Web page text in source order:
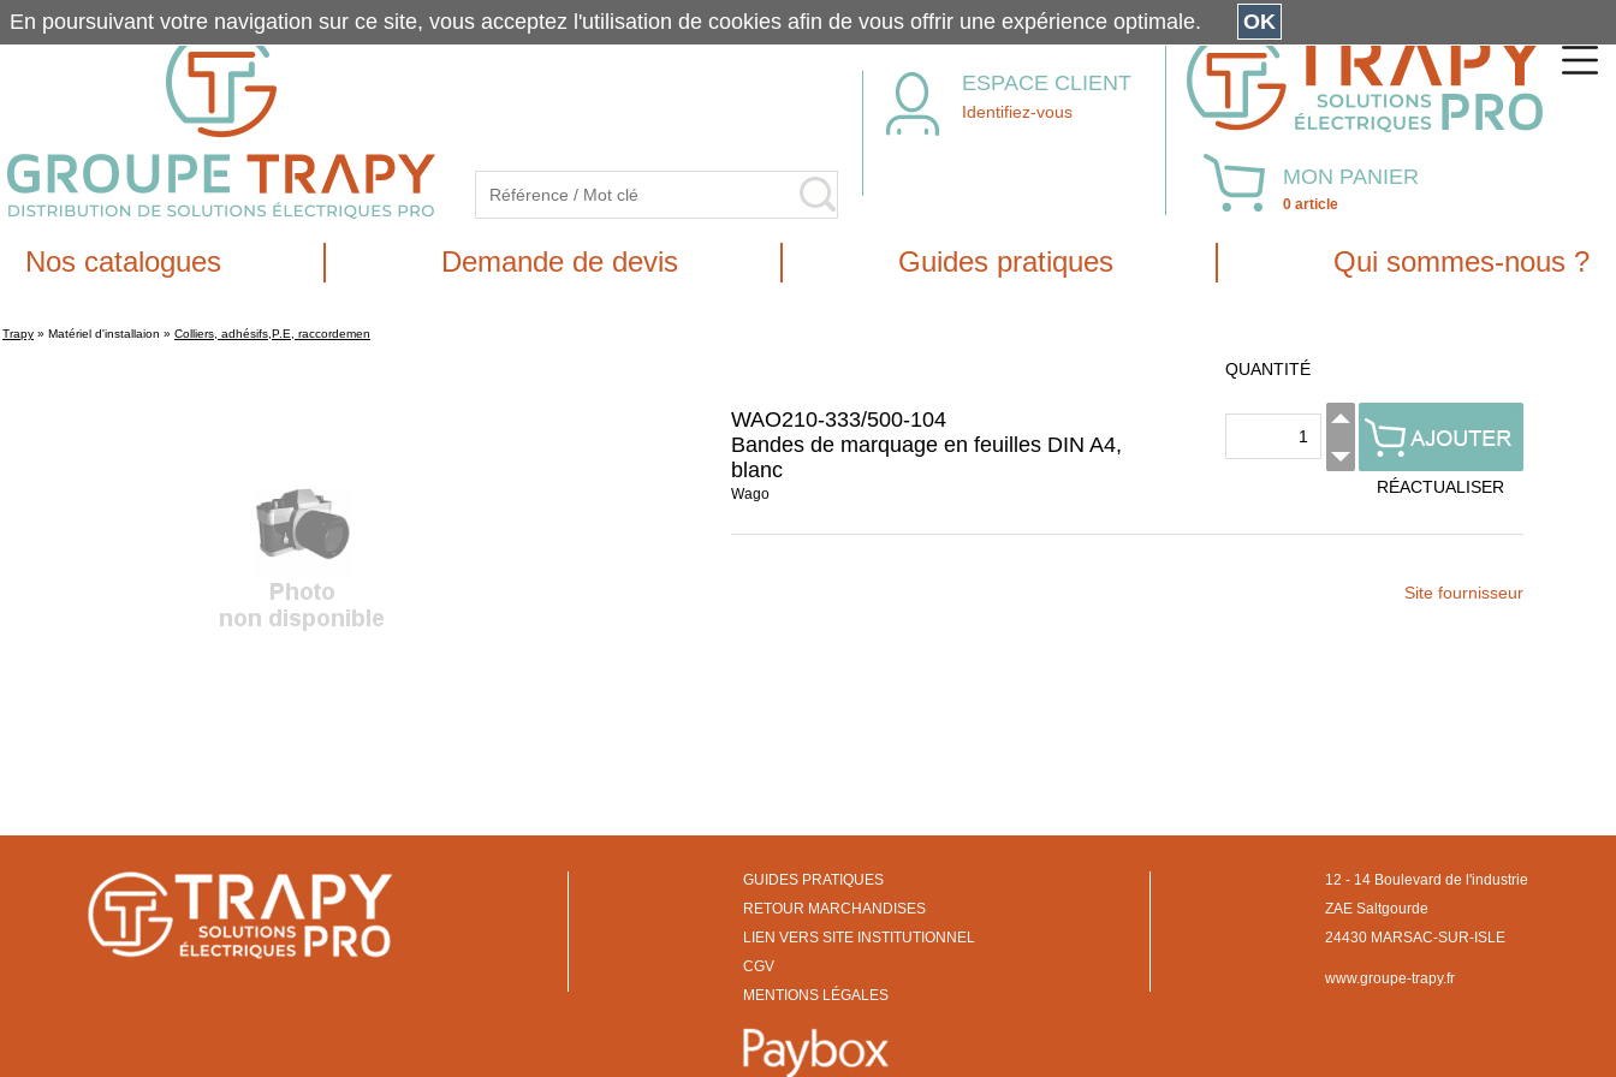
ESPACE CLIENT
Identifiez-vous
MON PANIER
0 article
Nos catalogues Demande de devis Guides pratiques Qui sommes-nous ?
Trapy » Matériel d'installaion » Colliers, adhésifs,P.E, raccordemen
WAO210-333/500-104
Bandes de marquage en feuilles DIN A4,
blanc
Wago
QUANTITÉ
RÉACTUALISER
Site fournisseur
GUIDES PRATIQUES
RETOUR MARCHANDISES
LIEN VERS SITE INSTITUTIONNEL
CGV
MENTIONS LÉGALES
12 - 14 Boulevard de l'industrie
ZAE Saltgourde
24430 MARSAC-SUR-ISLE
www.groupe-trapy.fr
En poursuivant votre navigation sur ce site, vous acceptez l'utilisation de cookies afin de vous offrir une expérience optimale. OK